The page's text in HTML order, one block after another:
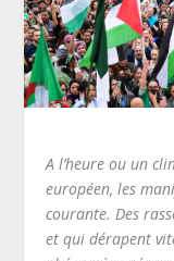
A l’heure ou un
européen, les
courante. Des
et qui dérapent